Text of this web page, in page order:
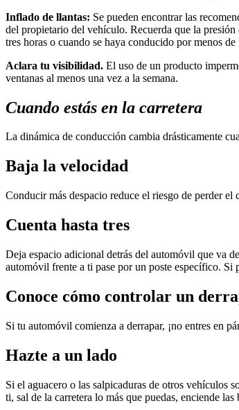
Inflado de llantas: Se pueden encontrar las
del propietario del vehículo. Recuerda que la presión
tres horas o cuando se haya conducido por menos
Aclara tu visibilidad. El uso de un producto
ventanas al menos una vez a la semana.
Cuando estás en la carretera
La dinámica de conducción cambia drásticamente
Baja la velocidad
Conducir más despacio reduce el riesgo de perder
Cuenta hasta tres
Deja espacio adicional detrás del automóvil que va
automóvil frente a ti pase por un poste específico. Si
Conoce cómo controlar un
Si tu automóvil comienza a derrapar, ¡no entres en
Hazte a un lado
Si el aguacero o las salpicaduras de otros vehículos
ti, sal de la carretera lo más que puedas, enciende